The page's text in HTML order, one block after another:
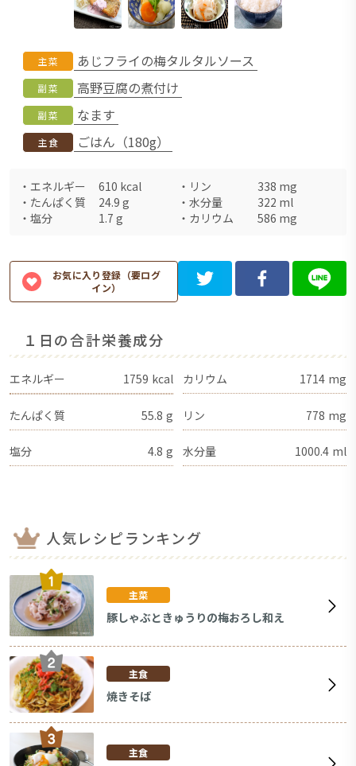
主菜 あじフライの梅タルタルソース
副菜 高野豆腐の煮付け
副菜 なます
主食 ごはん（180g）
・ エネルギー 610 kcal ・ リン 338 mg
・ たんぱく質 24.9 g ・ 水分量 322 ml
・ 塩分 1.7 g ・ カリウム 586 mg
お気に入り登録（要ログ
イン）
１日の合計栄養成分
エネルギー 1759 kcal カリウム 1714 mg
たんぱく質 55.8 g リン 778 mg
塩分 4.8 g 水分量 1000.4 ml
人気レシピランキング
主菜
豚しゃぶときゅうりの梅おろし和え
主食
焼きそば
主食